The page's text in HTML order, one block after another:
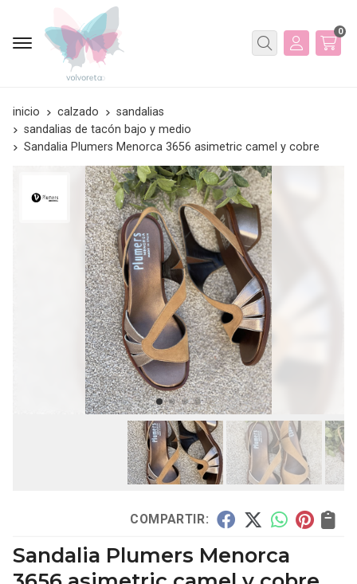
Buscar
0
inicio calzado
sandalias
sandalias de tacón bajo y medio
Sandalia Plumers Menorca 3656 asimetric camel y cobre
COMPARTIR:
Sandalia Plumers Menorca